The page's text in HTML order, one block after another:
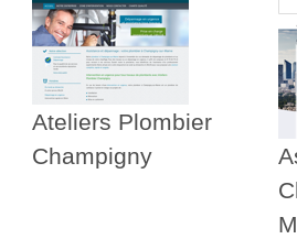
Ateliers Plombier
Champigny